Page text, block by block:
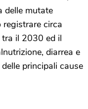
delle mutate
registrare circa
tra il 2030 ed il
diarrea e
principali cause